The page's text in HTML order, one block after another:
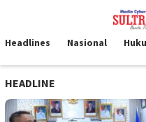
kontenMobile
Headlines Nasional
HEADLINE